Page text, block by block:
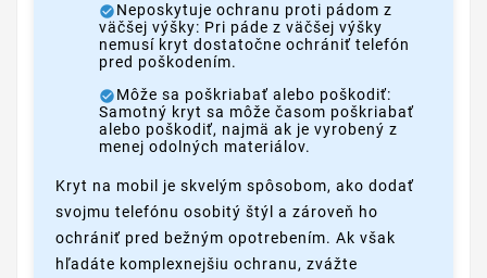
Neposkytuje ochranu proti pádom z
väčšej výšky: Pri páde z väčšej výšky
nemusí kryt dostatočne ochrániť telefón
pred poškodením.
Môže sa poškriabať alebo poškodiť:
Samotný kryt sa môže časom poškriabať
alebo poškodiť, najmä ak je vyrobený z
menej odolných materiálov.
Kryt na mobil je skvelým spôsobom, ako dodať
svojmu telefónu osobitý štýl a zároveň ho
ochrániť pred bežným opotrebením. Ak však
hľadáte komplexnejšiu ochranu, zvážte